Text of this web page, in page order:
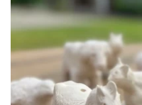
Laisvės